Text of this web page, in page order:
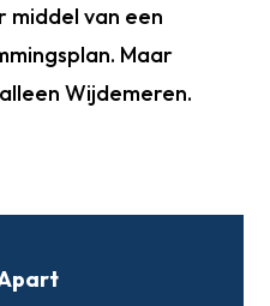
middel van een
Maar
Wijdemeren.